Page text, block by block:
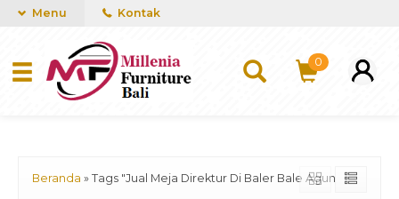
mUCn7CwGawCVTvwq7a99f4AgACOVgZvYEW65FFSDBf0
Menu Kontak
0
Beranda » Tags "Jual Meja Direktur Di Baler Bale Agung"